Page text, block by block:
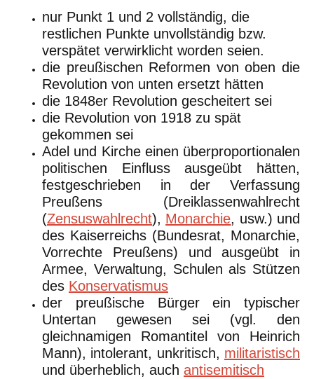
nur Punkt 1 und 2 vollständig, die
restlichen Punkte unvollständig bzw.
verspätet verwirklicht worden seien.
die preußischen Reformen von oben die
Revolution von unten ersetzt hätten
die 1848er Revolution gescheitert sei
die Revolution von 1918 zu spät
gekommen sei
Adel und Kirche einen überproportionalen
politischen Einfluss ausgeübt hätten,
festgeschrieben in der Verfassung
Preußens (Dreiklassenwahlrecht
(Zensuswahlrecht), Monarchie, usw.) und
des Kaiserreichs (Bundesrat, Monarchie,
Vorrechte Preußens) und ausgeübt in
Armee, Verwaltung, Schulen als Stützen
des Konservatismus
der preußische Bürger ein typischer
Untertan gewesen sei (vgl. den
gleichnamigen Romantitel von Heinrich
Mann), intolerant, unkritisch, militaristisch
und überheblich, auch antisemitisch